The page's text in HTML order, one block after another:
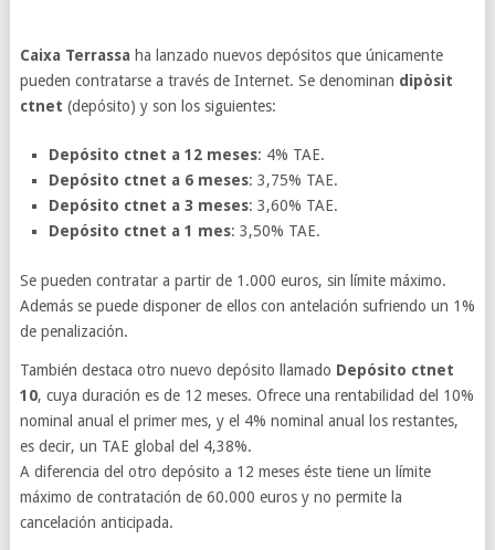
Caixa Terrassa ha lanzado nuevos depósitos que únicamente
pueden contratarse a través de Internet. Se denominan dipòsit
ctnet (depósito) y son los siguientes:
Depósito ctnet a 12 meses: 4% TAE.
Depósito ctnet a 6 meses: 3,75% TAE.
Depósito ctnet a 3 meses: 3,60% TAE.
Depósito ctnet a 1 mes: 3,50% TAE.
Se pueden contratar a partir de 1.000 euros, sin límite máximo.
Además se puede disponer de ellos con antelación sufriendo un 1%
de penalización.
También destaca otro nuevo depósito llamado Depósito ctnet
10, cuya duración es de 12 meses. Ofrece una rentabilidad del 10%
nominal anual el primer mes, y el 4% nominal anual los restantes,
es decir, un TAE global del 4,38%.
A diferencia del otro depósito a 12 meses éste tiene un límite
máximo de contratación de 60.000 euros y no permite la
cancelación anticipada.